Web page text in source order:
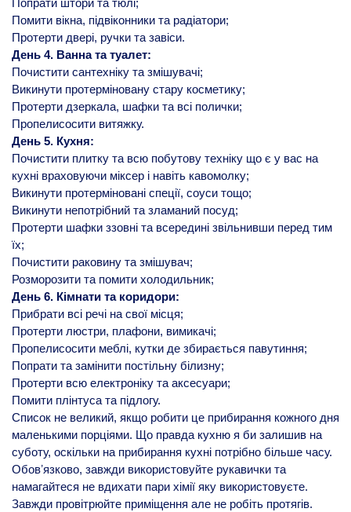
Попрати штори та тюлі;
Помити вікна, підвіконники та радіатори;
Протерти двері, ручки та завіси.
День 4. Ванна та туалет:
Почистити сантехніку та змішувачі;
Викинути протерміновану стару косметику;
Протерти дзеркала, шафки та всі полички;
Пропелисосити витяжку.
День 5. Кухня:
Почистити плитку та всю побутову техніку що є у вас на
кухні враховуючи міксер і навіть кавомолку;
Викинути протерміновані спеції, соуси тощо;
Викинути непотрібний та зламаний посуд;
Протерти шафки ззовні та всередині звільнивши перед тим
їх;
Почистити раковину та змішувач;
Розморозити та помити холодильник;
День 6. Кімнати та коридори:
Прибрати всі речі на свої місця;
Протерти люстри, плафони, вимикачі;
Пропелисосити меблі, кутки де збирається павутиння;
Попрати та замінити постільну білизну;
Протерти всю електроніку та аксесуари;
Помити плінтуса та підлогу.
Список не великий, якщо робити це прибирання кожного дня
маленькими порціями. Що правда кухню я би залишив на
суботу, оскільки на прибирання кухні потрібно більше часу.
Обовʼязково, завжди використовуйте рукавички та
намагайтеся не вдихати пари хімії яку використовуєте.
Завжди провітрюйте приміщення але не робіть протягів.